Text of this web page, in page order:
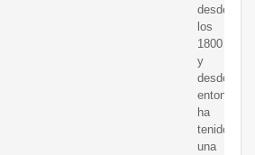
desde
los
1800
y
desde
entonces
ha
tenido
una